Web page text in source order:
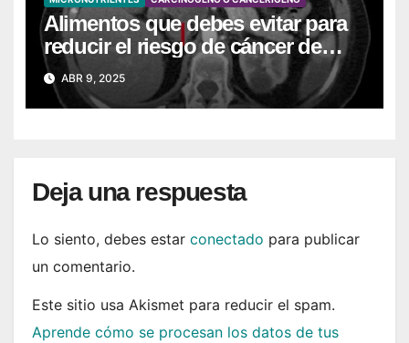
Alimentos que debes evitar para
reducir el riesgo de cáncer de
páncreas
ABR 9, 2025
Deja una respuesta
Lo siento, debes estar conectado para publicar
un comentario.
Este sitio usa Akismet para reducir el spam.
Aprende cómo se procesan los datos de tus